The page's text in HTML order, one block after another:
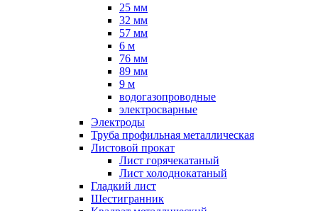
25 мм
32 мм
57 мм
6 м
76 мм
89 мм
9 м
водогазопроводные
электросварные
Электроды
Труба профильная металлическая
Листовой прокат
Лист горячекатаный
Лист холоднокатаный
Гладкий лист
Шестигранник